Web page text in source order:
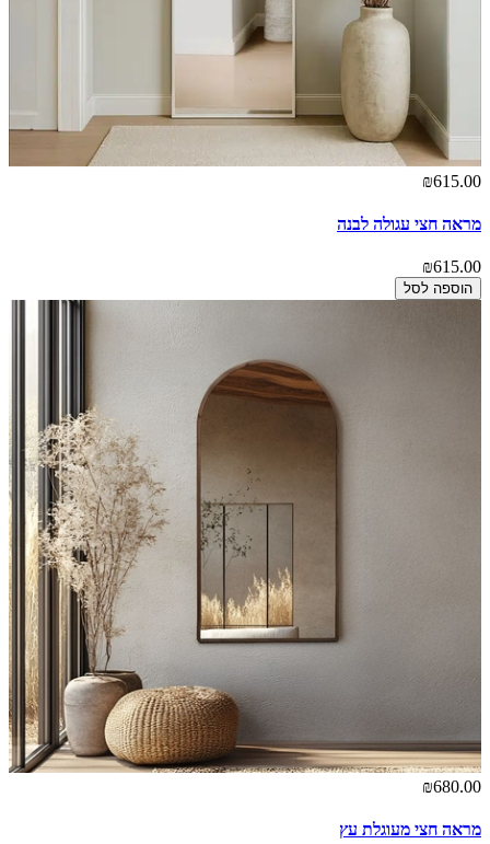
₪615.00
מראה חצי עגולה לבנה
₪615.00
הוספה לסל
₪680.00
מראה חצי מעוגלת עץ